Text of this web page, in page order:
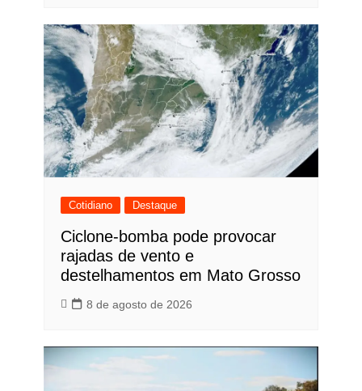
Cotidiano Destaque
Ciclone-bomba pode provocar
rajadas de vento e
destelhamentos em Mato Grosso
8 de agosto de 2026